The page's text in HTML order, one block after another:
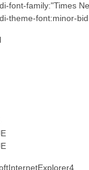
font-family:"Times
theme-font:minor-